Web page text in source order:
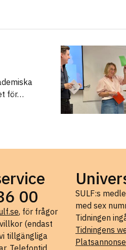
för…
00
, för frågor
(endast
tillgängliga
Telefontid
SULF:s
med sex
Tidningen
Tidningens